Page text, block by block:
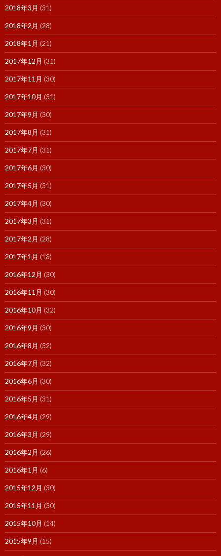
2018年3月 (31)
2018年2月 (28)
2018年1月 (21)
2017年12月 (31)
2017年11月 (30)
2017年10月 (31)
2017年9月 (30)
2017年8月 (31)
2017年7月 (31)
2017年6月 (30)
2017年5月 (31)
2017年4月 (30)
2017年3月 (31)
2017年2月 (28)
2017年1月 (18)
2016年12月 (30)
2016年11月 (30)
2016年10月 (32)
2016年9月 (30)
2016年8月 (32)
2016年7月 (32)
2016年6月 (30)
2016年5月 (31)
2016年4月 (29)
2016年3月 (29)
2016年2月 (26)
2016年1月 (6)
2015年12月 (30)
2015年11月 (30)
2015年10月 (14)
2015年9月 (15)